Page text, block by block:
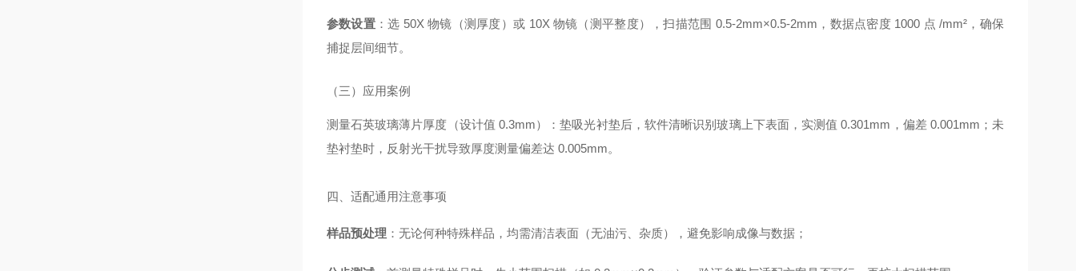
参数设置：选 50X 物镜（测厚度）或 10X 物镜（测平整度），扫描范围 0.5-2mm×0.5-2mm，数据点密度 1000 点 /mm²，确保
捕捉层间细节。
（三）应用案例
测量石英玻璃薄片厚度（设计值 0.3mm）：垫吸光衬垫后，软件清晰识别玻璃上下表面，实测值 0.301mm，偏差 0.001mm；未
垫衬垫时，反射光干扰导致厚度测量偏差达 0.005mm。
四、适配通用注意事项
样品预处理 ：无论何种特殊样品，均需清洁表面（无油污、杂质），避免影响成像与数据；